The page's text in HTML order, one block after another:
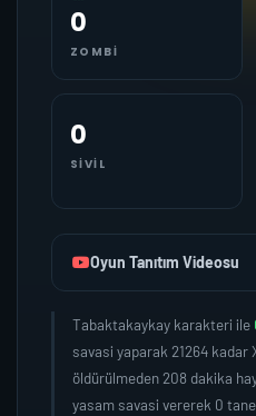
0
ZOMBI
0
SIVIL
Oyun Tanıtım Videosu
Tabaktakaykay karakteri ile
savasi yaparak 21264 kadar
öldürülmeden 208 dakika
yasam savasi vererek 0